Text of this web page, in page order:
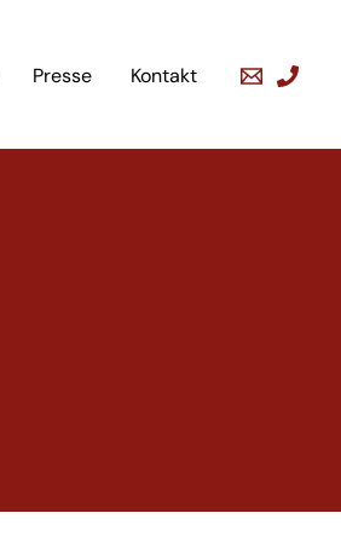
Presse Kontakt